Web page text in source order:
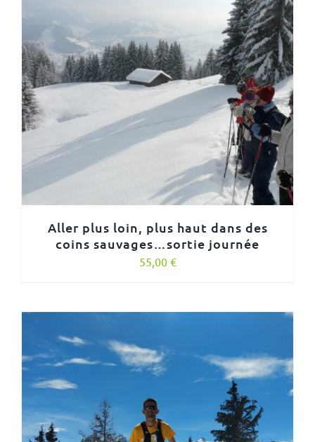
Aller plus loin, plus haut dans des
coins sauvages…sortie journée
55,00 €